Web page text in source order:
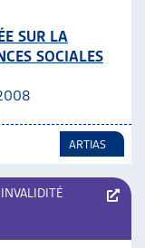
SUR LA
SOCIALES
ARTIAS